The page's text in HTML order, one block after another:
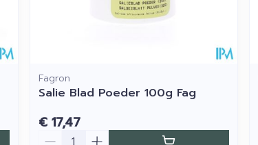
Fagron
Salie Blad Poeder 100g Fag
€ 17,47
Aantal